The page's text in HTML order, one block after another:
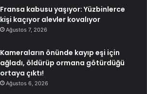
Fransa kabusu yaşıyor: Yüzbinlerce
kişi kaçıyor alevler kovalıyor
Ağustos 7, 2026
Kameraların önünde kayıp eşi için
ağladı, öldürüp ormana götürdüğü
ortaya çıktı!
Ağustos 6, 2026